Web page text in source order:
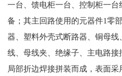
一台、馈电柜一台、控制柜一
备；其主回路使用的元器件1零
器、塑料外壳式断路器、铜母线
线、母线夹、绝缘子、主电路
局部折边焊接拼装而成，表面采